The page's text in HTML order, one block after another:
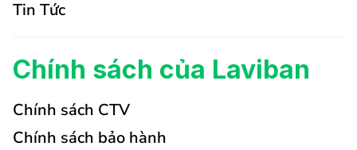
Tin Tức
Chính sách của Laviban
Chính sách CTV
Chính sách bảo hành